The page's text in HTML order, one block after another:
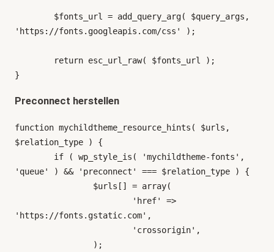
'https://fonts.googleapis.com/css' );
}
Preconnect herstellen
function mychildtheme_resource_hints( $urls,
$relation_type ) {
'queue' ) && 'preconnect' === $relation_type ) {
'https://fonts.gstatic.com',